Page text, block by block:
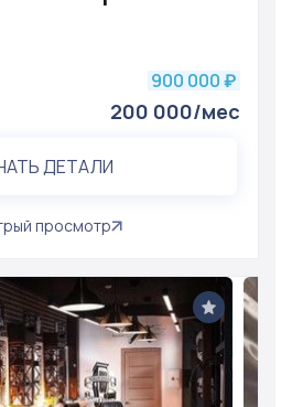
900 000 ₽
200 000/мес
ДЕТАЛИ
просмотр